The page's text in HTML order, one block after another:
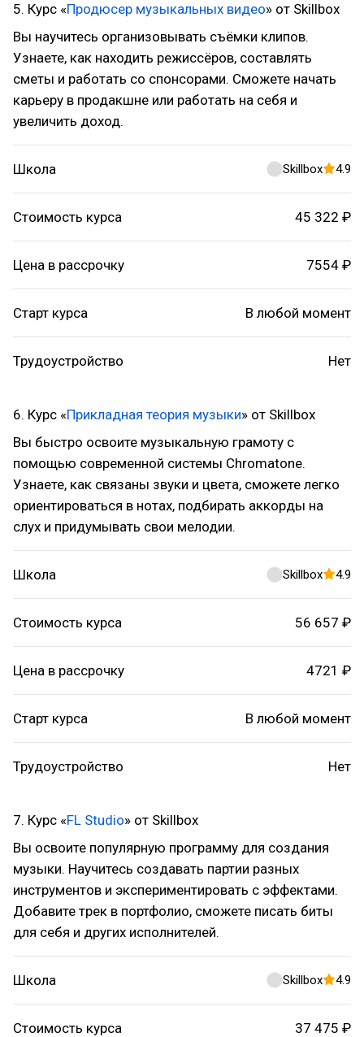
5. Курс «Продюсер музыкальных видео» от Skillbox
Вы научитесь организовывать съёмки клипов.
Узнаете, как находить режиссёров, составлять
сметы и работать со спонсорами. Сможете начать
карьеру в продакшне или работать на себя и
увеличить доход.
Школа Skillbox 4.9
Стоимость курса 45 322 ₽
Цена в рассрочку 7554 ₽
Старт курса В любой момент
Трудоустройство Нет
6. Курс «Прикладная теория музыки» от Skillbox
Вы быстро освоите музыкальную грамоту с
помощью современной системы Chromatone.
Узнаете, как связаны звуки и цвета, сможете легко
ориентироваться в нотах, подбирать аккорды на
слух и придумывать свои мелодии.
Школа Skillbox 4.9
Стоимость курса 56 657 ₽
Цена в рассрочку 4721 ₽
Старт курса В любой момент
Трудоустройство Нет
7. Курс «FL Studio» от Skillbox
Вы освоите популярную программу для создания
музыки. Научитесь создавать партии разных
инструментов и экспериментировать с эффектами.
Добавите трек в портфолио, сможете писать биты
для себя и других исполнителей.
Школа Skillbox 4.9
Стоимость курса 37 475 ₽